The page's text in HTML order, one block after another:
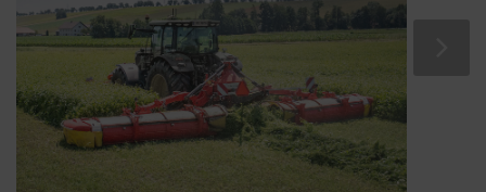
Zweck des Cookies
YouTube
Wir binden YouTube Videos auf unserer
und verwenden hierbei den erweiterten
Datenschutzmodus von YouTube. Es
YouTube keine Informationen über die